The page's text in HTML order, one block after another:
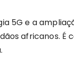
5G e a
africanos.